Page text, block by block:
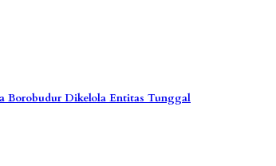
Borobudur Dikelola Entitas Tunggal